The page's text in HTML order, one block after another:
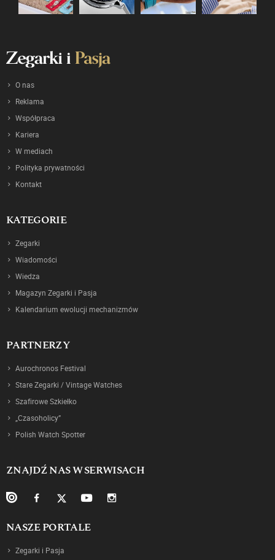
O nas
Reklama
Współpraca
Kariera
W mediach
Polityka prywatności
Kontakt
KATEGORIE
Zegarki
Wiadomości
Wiedza
Magazyn Zegarki i Pasja
Kalendarium ewolucji mechanizmów
PARTNERZY
Aurochronos Festival
Stare Zegarki / Vintage Watches
Szafirowe Szkiełko
„Czasoholicy”
Polish Watch Spotter
ZNAJDŹ NAS W SERWISACH
NASZE PORTALE
Zegarki i Pasja